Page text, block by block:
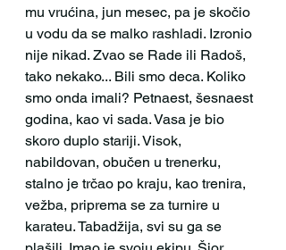
mu vrućina, jun mesec, pa je skočio
u vodu da se malko rashladi. Izronio
nije nikad. Zvao se Rade ili Radoš,
tako nekako... Bili smo deca. Koliko
smo onda imali? Petnaest, šesnaest
godina, kao vi sada. Vasa je bio
skoro duplo stariji. Visok,
nabildovan, obučen u trenerku,
stalno je trčao po kraju, kao trenira,
vežba, priprema se za turnire u
karateu. Tabadžija, svi su ga se